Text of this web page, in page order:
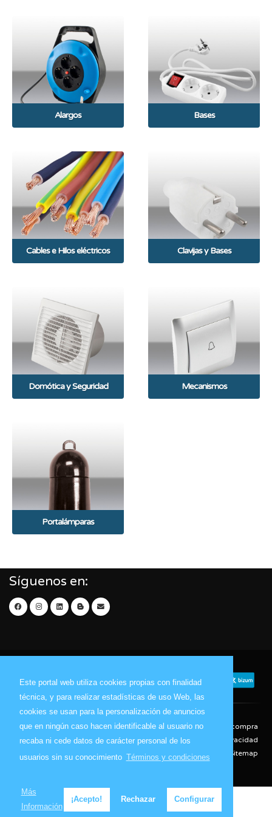
Este portal web utiliza cookies propias con finalidad
técnica, y para realizar estadísticas de uso Web, las
cookies se usan para la personalización de anuncios
que en ningún caso hacen identificable al usuario no
recaba ni cede datos de carácter personal de los
usuarios sin su conocimiento Términos y condiciones
Más
Información
¡Acepto! Rechazar Configurar
Alargos Bases
Cables e Hilos eléctricos Clavijas y Bases
Domótica y Seguridad Mecanismos
Portalámparas
Síguenos en:
Contacto Aviso Legal
Condiciones de compra
Política de envíos
Política de devolución
Política de Privacidad
Política de Cookies
Sitemap